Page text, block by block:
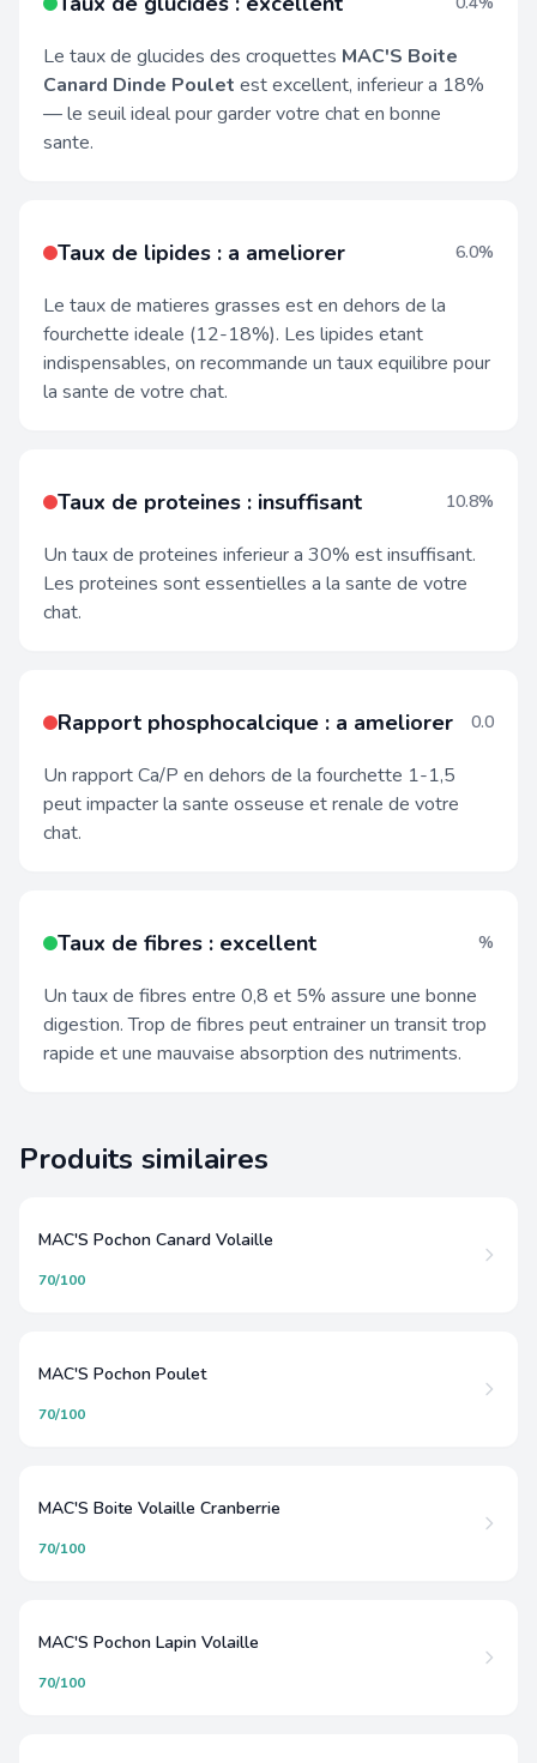
Le taux de glucides des croquettes MAC'S Boite
Canard Dinde Poulet est excellent, inferieur a 18%
— le seuil ideal pour garder votre chat en bonne
sante.
Taux de lipides : a ameliorer 6.0%
Le taux de matieres grasses est en dehors de la
fourchette ideale (12-18%). Les lipides etant
indispensables, on recommande un taux equilibre pour
la sante de votre chat.
Taux de proteines : insuffisant 10.8%
Un taux de proteines inferieur a 30% est insuffisant.
Les proteines sont essentielles a la sante de votre
chat.
Rapport phosphocalcique : a ameliorer 0.0
Un rapport Ca/P en dehors de la fourchette 1-1,5
peut impacter la sante osseuse et renale de votre
chat.
Taux de fibres : excellent %
Un taux de fibres entre 0,8 et 5% assure une bonne
digestion. Trop de fibres peut entrainer un transit trop
rapide et une mauvaise absorption des nutriments.
Produits similaires
MAC'S Pochon Canard Volaille
70/100
MAC'S Pochon Poulet
70/100
MAC'S Boite Volaille Cranberrie
70/100
MAC'S Pochon Lapin Volaille
70/100